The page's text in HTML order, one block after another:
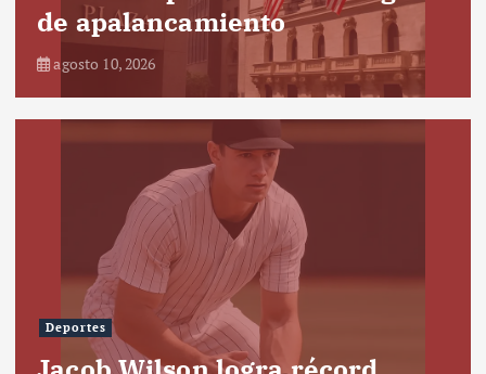
de apalancamiento
agosto 10, 2026
Deportes